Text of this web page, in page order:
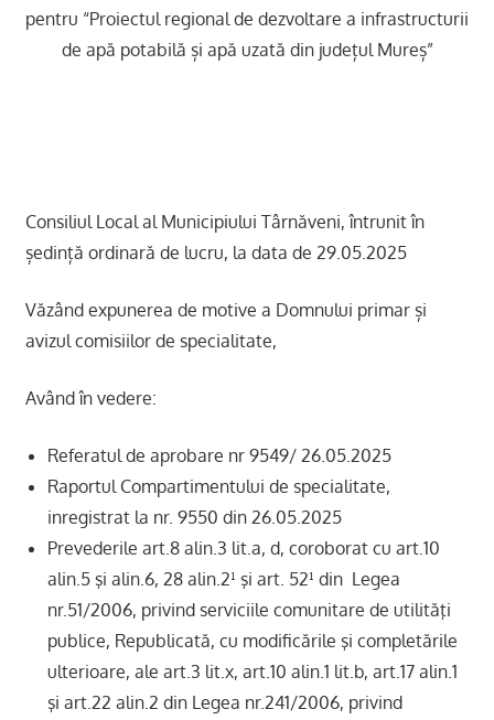
pentru “Proiectul regional de dezvoltare a infrastructurii
de apă potabilă și apă uzată din județul Mureș”
Consiliul Local al Municipiului Târnăveni, întrunit în
ședință ordinară de lucru, la data de 29.05.2025
Văzând expunerea de motive a Domnului primar și
avizul comisiilor de specialitate,
Având în vedere:
Referatul de aprobare nr 9549/ 26.05.2025
Raportul Compartimentului de specialitate,
inregistrat la nr. 9550 din 26.05.2025
Prevederile art.8 alin.3 lit.a, d, coroborat cu art.10
alin.5 şi alin.6, 28 alin.2¹ şi art. 52¹ din Legea
nr.51/2006, privind serviciile comunitare de utilităţi
publice, Republicată, cu modificările şi completările
ulterioare, ale art.3 lit.x, art.10 alin.1 lit.b, art.17 alin.1
şi art.22 alin.2 din Legea nr.241/2006, privind